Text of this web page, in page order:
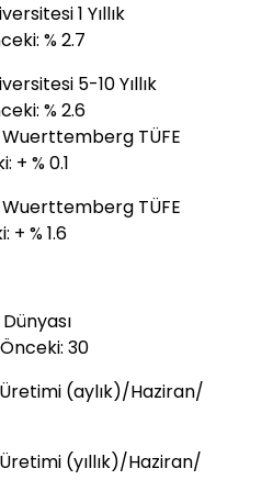
1 Yıllık
% 2.7
5-10 Yıllık
% 2.6
TÜFE
% 0.1
TÜFE
% 1.6
30
(aylık)/Haziran/
(yıllık)/Haziran/